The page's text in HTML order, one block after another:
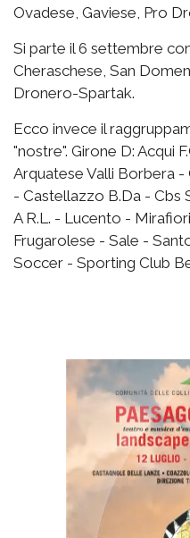
Ovadese, Gaviese, Pro
Si parte il 6 settembre
Cheraschese, San
Dronero-Spartak.
Ecco invece il
"nostre". Girone D: Acqui
Arquatese Valli Borbera
- Castellazzo B.Da - Cbs
A R.L. - Lucento -
Frugarolese - Sale -
Soccer - Sporting Club